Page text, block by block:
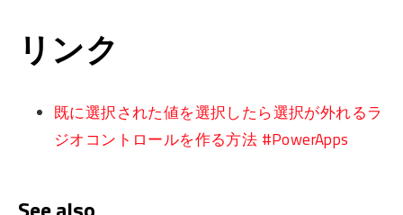
リンク
既に選択された値を選択したら選択が外れるラ
ジオコントロールを作る方法 #PowerApps